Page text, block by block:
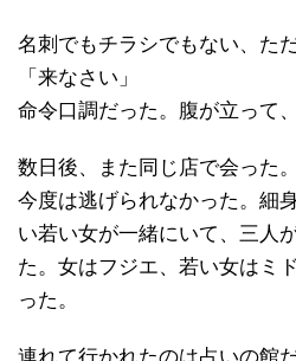
名刺でもチラシでもない、た
「来なさい」
命令口調だった。腹が立って
数日後、また同じ店で会った。
今度は逃げられなかった。細
い若い女が一緒にいて、三人
た。女はフジエ、若い女はミ
った。